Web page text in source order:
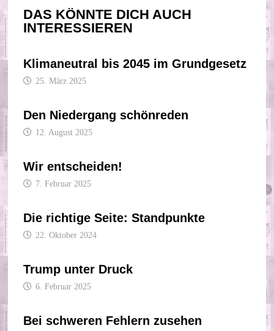
DAS KÖNNTE DICH AUCH
INTERESSIEREN
Klimaneutral bis 2045 im Grundgesetz
25. März 2025
Den Niedergang schönreden
12. August 2025
Wir entscheiden!
7. Februar 2025
Die richtige Seite: Standpunkte
22. Oktober 2024
Trump unter Druck
6. Februar 2025
Bei schweren Fehlern zusehen